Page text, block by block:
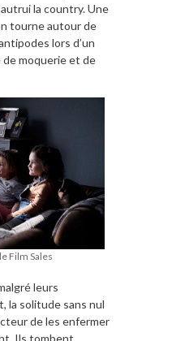
la country. Une
tourne autour de
lors d’un
moquerie et de
Film Sales
leurs
la solitude sans nul
de les enfermer
Ils tombent